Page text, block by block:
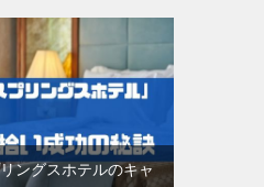
ングスホテルのキャ